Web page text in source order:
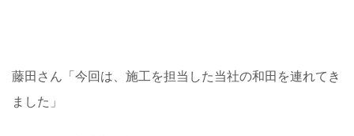
藤田さん「今回は、施工を担当した当社の和田を連れてき
ました」